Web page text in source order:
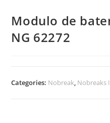
Modulo de
NG 62272
Categories: Nobreak, Nobreaks